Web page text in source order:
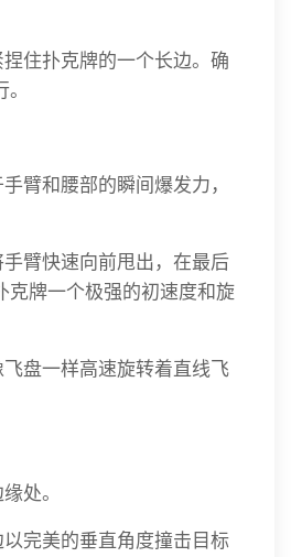
住扑克牌的一个长边。确
臂和腰部的瞬间爆发力，
臂快速向前甩出，在最后
克牌一个极强的初速度和旋
盘一样高速旋转着直线飞
处。
完美的垂直角度撞击目标